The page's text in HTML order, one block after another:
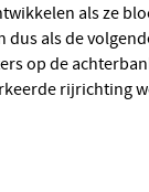
als ze
dus als de
op de
rijrichting